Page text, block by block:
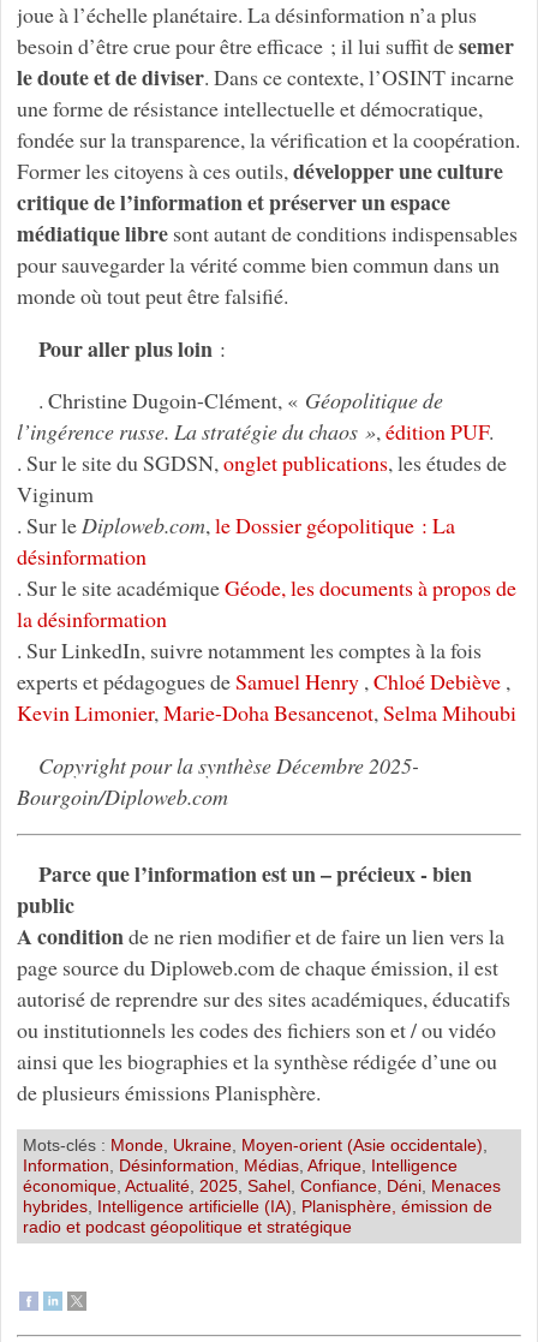
joue à l’échelle planétaire. La désinformation n’a plus
besoin d’être crue pour être efficace ; il lui suffit desemer
le doute et de diviser. Dans ce contexte, l’OSINT incarne
une forme de résistance intellectuelle et démocratique,
fondée sur la transparence, la vérification et la coopération.
Former les citoyens à ces outils, développer une culture
critique de l’information et préserver un espace
médiatique libresont autant de conditions indispensables
pour sauvegarder la vérité comme bien commun dans un
monde où tout peut être falsifié.
Pour aller plus loin :
. Christine Dugoin-Clément, « Géopolitique de
l’ingérence russe. La stratégie du chaos »,édition PUF.
. Sur le site du SGDSN,onglet publications, les études de
Viginum
. Sur leDiploweb.com,le Dossier géopolitique : La
désinformation
. Sur le site académiqueGéode, les documents à propos de
la désinformation
. Sur LinkedIn, suivre notamment les comptes à la fois
experts et pédagogues deSamuel Henry,Chloé Debiève,
Kevin Limonier,Marie-Doha Besancenot,Selma Mihoubi
Copyright pour la synthèse Décembre 2025-
Bourgoin/Diploweb.com
Parce que l’information est un – précieux - bien
public
A conditionde ne rien modifier et de faire un lien vers la
page source du Diploweb.com de chaque émission, il est
autorisé de reprendre sur des sites académiques, éducatifs
ou institutionnels les codes des fichiers son et / ou vidéo
ainsi que les biographies et la synthèse rédigée d’une ou
de plusieurs émissions Planisphère.
Mots-clés : Monde, Ukraine, Moyen-orient (Asie occidentale)
Information
Désinformation Médias, Afrique, Intelligence
économique, Actualité, 2025, Sahel, Confiance, Déni, Menaces
hybrides, Intelligence artificielle (IA)
Planisphère, émission de
radio et podcast géopolitique et stratégique